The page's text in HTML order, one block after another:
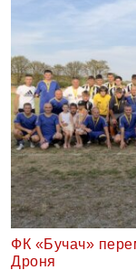
ФК «Бучач»
Дроня